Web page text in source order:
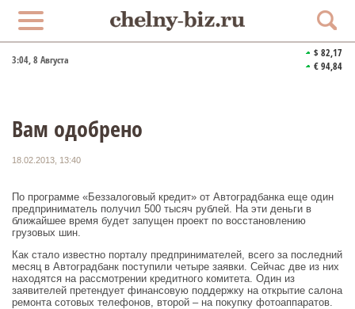
3:04, 8 Августа
$ 82,17
€ 94,84
Вам одобрено
18.02.2013, 13:40
По программе «Беззалоговый кредит» от Автоградбанка еще один
предприниматель получил 500 тысяч рублей. На эти деньги в
ближайшее время будет запущен проект по восстановлению
грузовых шин.
Как стало известно порталу предпринимателей, всего за последний
месяц в Автоградбанк поступили четыре заявки. Сейчас две из них
находятся на рассмотрении кредитного комитета. Один из
заявителей претендует финансовую поддержку на открытие салона
ремонта сотовых телефонов, второй – на покупку фотоаппаратов.